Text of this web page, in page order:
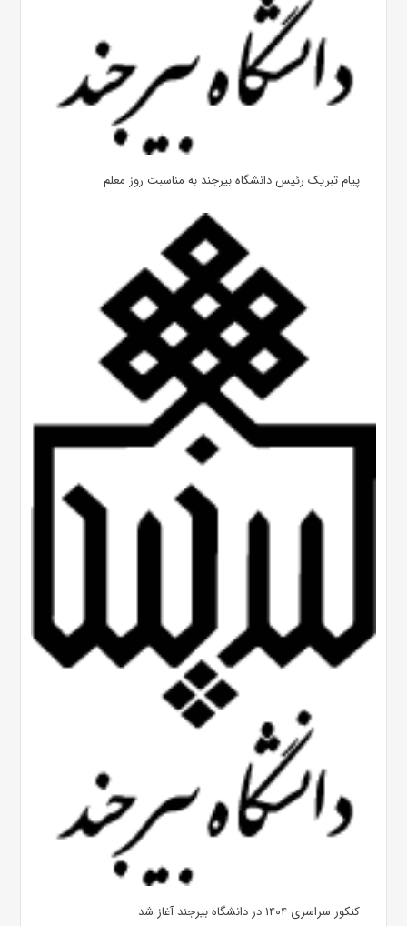
پیام تبریک رئیس دانشگاه بیرجند به مناسبت روز معلم
کنکور سراسری ۱۴۰۴ در دانشگاه بیرجند آغاز شد